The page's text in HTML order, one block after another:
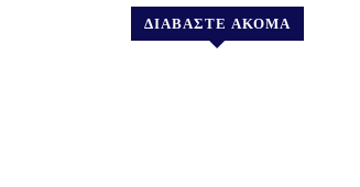
ΔΙΑΒΑΣΤΕ ΑΚΟΜΑ